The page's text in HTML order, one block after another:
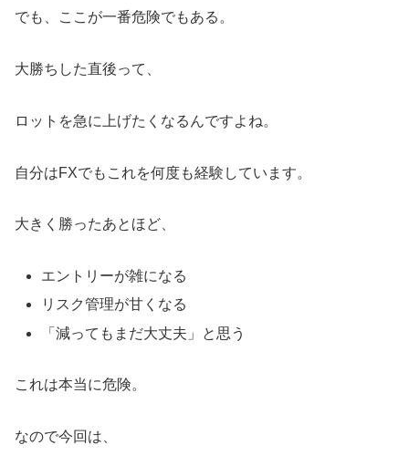
でも、ここが一番危険でもある。
大勝ちした直後って、
ロットを急に上げたくなるんですよね。
自分はFXでもこれを何度も経験しています。
大きく勝ったあとほど、
エントリーが雑になる
リスク管理が甘くなる
「減ってもまだ大丈夫」と思う
これは本当に危険。
なので今回は、